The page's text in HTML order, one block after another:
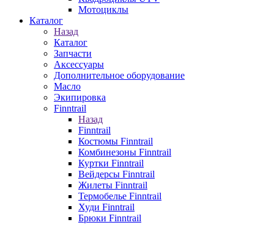
Мотоциклы
Каталог
Назад
Каталог
Запчасти
Аксессуары
Дополнительное оборудование
Масло
Экипировка
Finntrail
Назад
Finntrail
Костюмы Finntrail
Комбинезоны Finntrail
Куртки Finntrail
Вейдерсы Finntrail
Жилеты Finntrail
Термобелье Finntrail
Худи Finntrail
Брюки Finntrail